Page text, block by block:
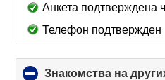
Анкета подтверждена
Телефон подтвержден
Знакомства на